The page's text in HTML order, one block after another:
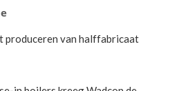
produceren van halffabricaat